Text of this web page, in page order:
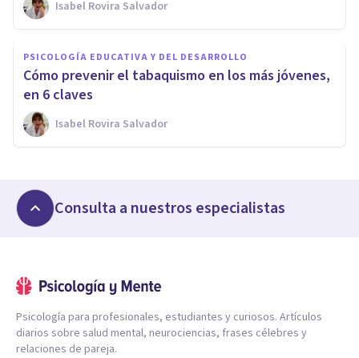
Isabel Rovira Salvador
PSICOLOGÍA EDUCATIVA Y DEL DESARROLLO
Cómo prevenir el tabaquismo en los más jóvenes,
en 6 claves
Isabel Rovira Salvador
Consulta a nuestros especialistas
Psicología para profesionales, estudiantes y curiosos. Artículos
diarios sobre salud mental, neurociencias, frases célebres y
relaciones de pareja.